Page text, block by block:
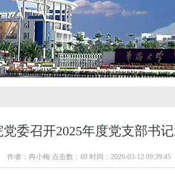
委召开2025年度党支部书
作者：冉小梅 点击数： 69时间：2026-03-12 09:39:45